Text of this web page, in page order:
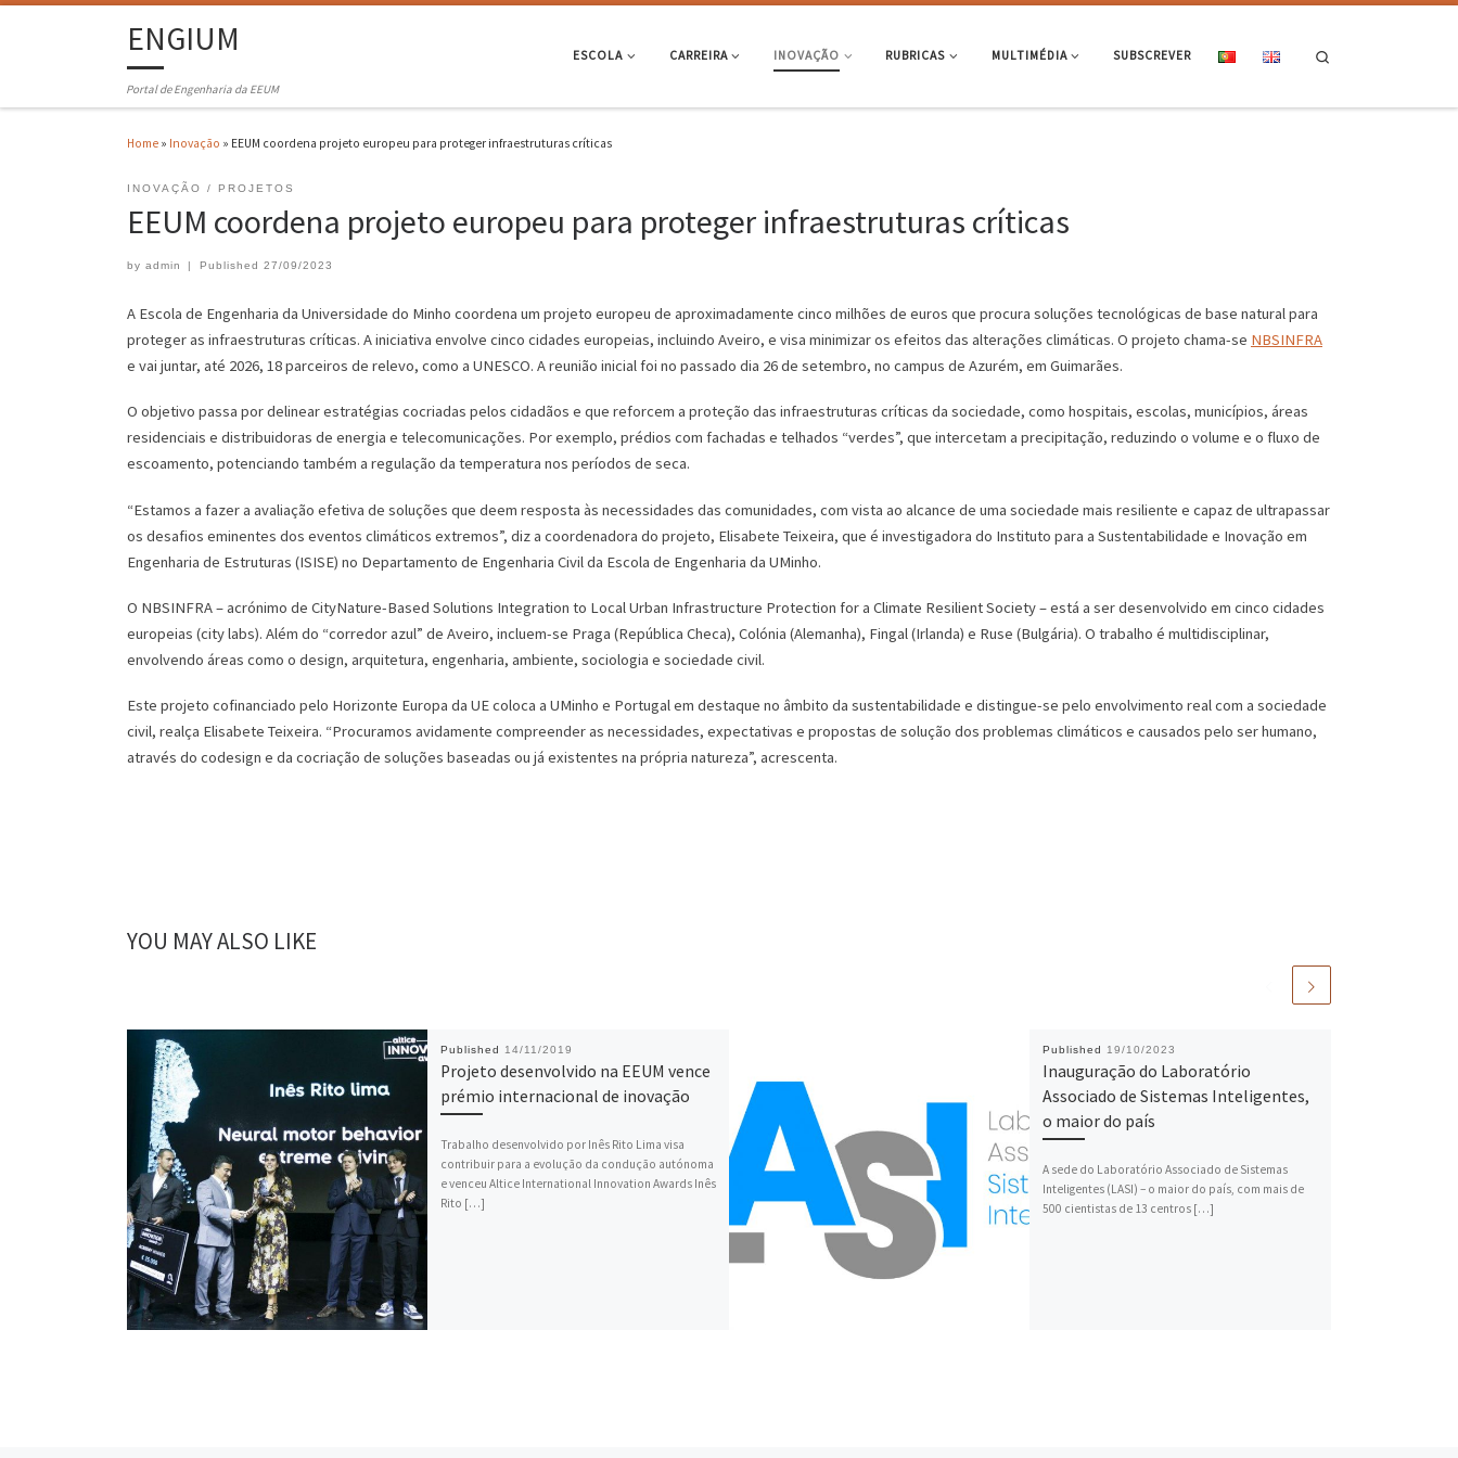
ENGIUM
Portal de Engenharia da EEUM
ESCOLA CARREIRA INOVAÇÃO RUBRICAS MULTIMÉDIA SUBSCREVER
Home » Inovação » EEUM coordena projeto europeu para proteger infraestruturas críticas
INOVAÇÃO PROJETOS
EEUM coordena projeto europeu para proteger infraestruturas críticas
by admin | Published 27/09/2023
A Escola de Engenharia da Universidade do Minho coordena um projeto europeu de aproximadamente cinco milhões de euros que procura soluções tecnológicas de base natural para
proteger as infraestruturas críticas. A iniciativa envolve cinco cidades europeias, incluindo Aveiro, e visa minimizar os efeitos das alterações climáticas. O projeto chama-se NBSINFRA
e vai juntar, até 2026, 18 parceiros de relevo, como a UNESCO. A reunião inicial foi no passado dia 26 de setembro, no campus de Azurém, em Guimarães.
O objetivo passa por delinear estratégias cocriadas pelos cidadãos e que reforcem a proteção das infraestruturas críticas da sociedade, como hospitais, escolas, municípios, áreas
residenciais e distribuidoras de energia e telecomunicações. Por exemplo, prédios com fachadas e telhados “verdes”, que intercetam a precipitação, reduzindo o volume e o fluxo de
escoamento, potenciando também a regulação da temperatura nos períodos de seca.
“Estamos a fazer a avaliação efetiva de soluções que deem resposta às necessidades das comunidades, com vista ao alcance de uma sociedade mais resiliente e capaz de ultrapassar
os desafios eminentes dos eventos climáticos extremos”, diz a coordenadora do projeto, Elisabete Teixeira, que é investigadora do Instituto para a Sustentabilidade e Inovação em
Engenharia de Estruturas (ISISE) no Departamento de Engenharia Civil da Escola de Engenharia da UMinho.
O NBSINFRA – acrónimo de CityNature-Based Solutions Integration to Local Urban Infrastructure Protection for a Climate Resilient Society – está a ser desenvolvido em cinco cidades
europeias (city labs). Além do “corredor azul” de Aveiro, incluem-se Praga (República Checa), Colónia (Alemanha), Fingal (Irlanda) e Ruse (Bulgária). O trabalho é multidisciplinar,
envolvendo áreas como o design, arquitetura, engenharia, ambiente, sociologia e sociedade civil.
Este projeto cofinanciado pelo Horizonte Europa da UE coloca a UMinho e Portugal em destaque no âmbito da sustentabilidade e distingue-se pelo envolvimento real com a sociedade
civil, realça Elisabete Teixeira. “Procuramos avidamente compreender as necessidades, expectativas e propostas de solução dos problemas climáticos e causados pelo ser humano,
através do codesign e da cocriação de soluções baseadas ou já existentes na própria natureza”, acrescenta.
YOU MAY ALSO LIKE
Published 14/11/2019
Projeto desenvolvido na EEUM vence
prémio internacional de inovação
Trabalho desenvolvido por Inês Rito Lima visa
contribuir para a evolução da condução autónoma
e venceu Altice International Innovation Awards Inês
Rito […]
Published 19/10/2023
Inauguração do Laboratório
Associado de Sistemas Inteligentes,
o maior do país
A sede do Laboratório Associado de Sistemas
Inteligentes (LASI) – o maior do país, com mais de
500 cientistas de 13 centros […]